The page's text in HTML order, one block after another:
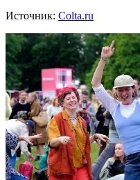
Источник: Colta.ru